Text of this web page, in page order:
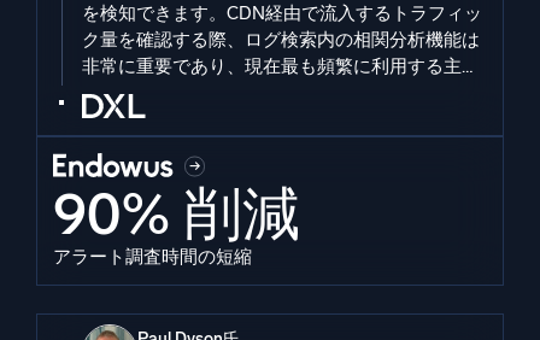
を検知できます。CDN経由で流入するトラフィッ
ク量を確認する際、ログ検索内の相関分析機能は
非常に重要であり、現在最も頻繁に利用する主要
機能となっています ”
90% 削減
アラート調査時間の短縮